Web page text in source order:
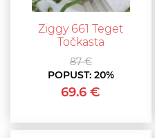
Ziggy 661 Teget
Točkasta
87 €
POPUST: 20%
69.6 €